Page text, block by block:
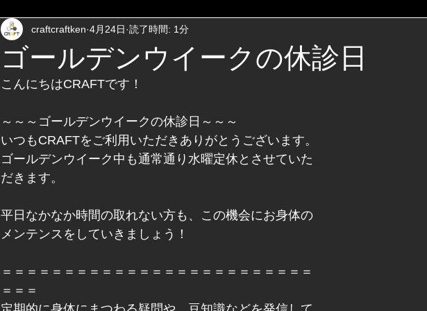
ゴールデンウイークの休診日
craftcraftken 4月24日 読了時間: 1分
こんにちはCRAFTです！
～～～ゴールデンウイークの休診日～～～
いつもCRAFTをご利用いただきありがとうございます。
ゴールデンウイーク中も通常通り水曜定休とさせていた
だきます。
平日なかなか時間の取れない方も、この機会にお身体の
メンテンスをしていきましょう！
＝＝＝＝＝＝＝＝＝＝＝＝＝＝＝＝＝＝＝＝＝＝＝＝＝
＝＝＝